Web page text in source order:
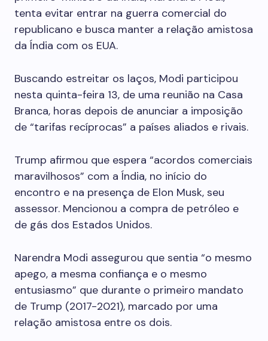
tenta evitar entrar na guerra comercial do
republicano e busca manter a relação amistosa
da Índia com os EUA.
Buscando estreitar os laços, Modi participou
nesta quinta-feira 13, de uma reunião na Casa
Branca, horas depois de anunciar a imposição
de “tarifas recíprocas” a países aliados e rivais.
Trump afirmou que espera “acordos comerciais
maravilhosos” com a Índia, no início do
encontro e na presença de Elon Musk, seu
assessor. Mencionou a compra de petróleo e
de gás dos Estados Unidos.
Narendra Modi assegurou que sentia “o mesmo
apego, a mesma confiança e o mesmo
entusiasmo” que durante o primeiro mandato
de Trump (2017-2021), marcado por uma
relação amistosa entre os dois.